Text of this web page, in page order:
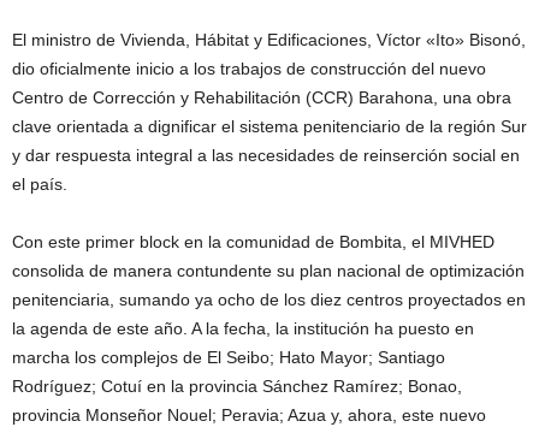
El ministro de Vivienda, Hábitat y Edificaciones, Víctor «Ito» Bisonó,
dio oficialmente inicio a los trabajos de construcción del nuevo
Centro de Corrección y Rehabilitación (CCR) Barahona, una obra
clave orientada a dignificar el sistema penitenciario de la región Sur
y dar respuesta integral a las necesidades de reinserción social en
el país.
Con este primer block en la comunidad de Bombita, el MIVHED
consolida de manera contundente su plan nacional de optimización
penitenciaria, sumando ya ocho de los diez centros proyectados en
la agenda de este año. A la fecha, la institución ha puesto en
marcha los complejos de El Seibo; Hato Mayor; Santiago
Rodríguez; Cotuí en la provincia Sánchez Ramírez; Bonao,
provincia Monseñor Nouel; Peravia; Azua y, ahora, este nuevo